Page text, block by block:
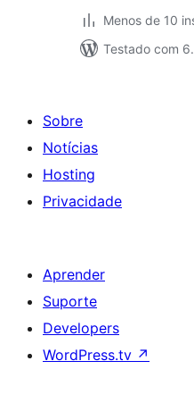
Menos de 10
Testado com
Sobre
Notícias
Hosting
Privacidade
Aprender
Suporte
Developers
WordPress.tv ↗